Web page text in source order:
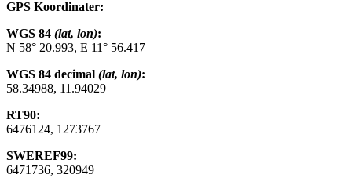
GPS Koordinater:
WGS 84 (lat, lon):
N 58° 20.993, E 11° 56.417
WGS 84 decimal (lat, lon):
58.34988, 11.94029
RT90:
6476124, 1273767
SWEREF99:
6471736, 320949